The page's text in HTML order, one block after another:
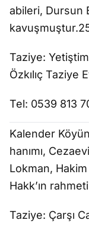
abileri, Dursun
Taziye:
Özkılıç Taziye
Tel: 0539 813
Kalender
hanımı,
Lokman,
Hakk’ın
Taziye: Çarşı